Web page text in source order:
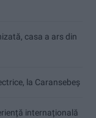
casa a ars din
la Caransebeș
internațională